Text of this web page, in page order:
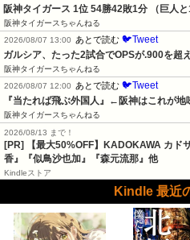
阪神タイガース 1位 54勝42敗1分 （巨人
阪神タイガースちゃんねる
2026/08/07 13:00
あとで読む 🐦Tweet
ガルシア、たった2試合でOPSが.900を超
阪神タイガースちゃんねる
2026/08/07 12:00
あとで読む 🐦Tweet
『当たれば飛ぶ外国人』←阪神はこれが
阪神タイガースちゃんねる
2026/08/13 まで！
[PR]
【最大50%OFF】KADOKAWA カ
香』『似鳥沙也加』『森元流那』他
Kindleストア
Kindle 最近